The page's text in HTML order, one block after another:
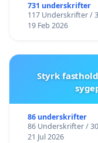
731 underskrifter
117 Underskrifter /
19 Feb 2026
Styrk
86 underskrifter
86 Underskrifter /
21 Jul 2026